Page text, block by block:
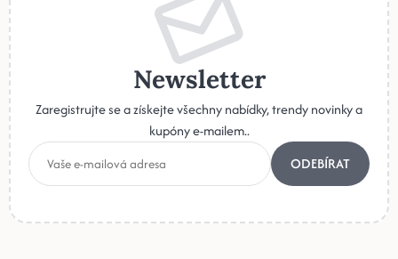
Newsletter
Zaregistrujte se a získejte všechny nabídky, trendy novinky a
kupóny e-mailem..
ODEBÍRAT